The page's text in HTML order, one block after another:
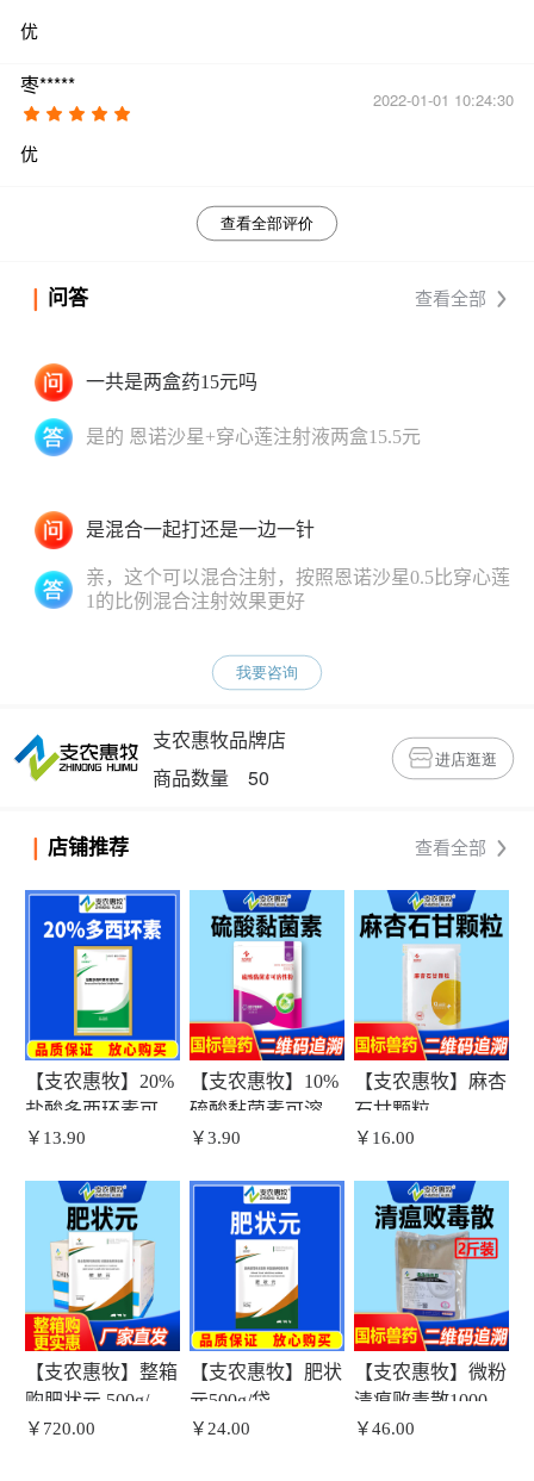
优
枣*****
2022-01-01 10:24:30
优
查看全部评价
问答 查看全部
一共是两盒药15元吗
是的 恩诺沙星+穿心莲注射液两盒15.5元
是混合一起打还是一边一针
亲，这个可以混合注射，按照恩诺沙星0.5比穿心莲
1的比例混合注射效果更好
我要咨询
支农惠牧品牌店
商品数量 50
进店逛逛
店铺推荐 查看全部
【支农惠牧】20%
盐酸多西环素可溶
性粉
￥13.90
【支农惠牧】10%
硫酸黏菌素可溶性
粉100g
￥3.90
【支农惠牧】麻杏
石甘颗粒
￥16.00
【支农惠牧】整箱
购肥状元 500g/袋
*30袋/箱
￥720.00
【支农惠牧】肥状
元500g/袋
￥24.00
【支农惠牧】微粉
清瘟败毒散1000g/
袋
￥46.00